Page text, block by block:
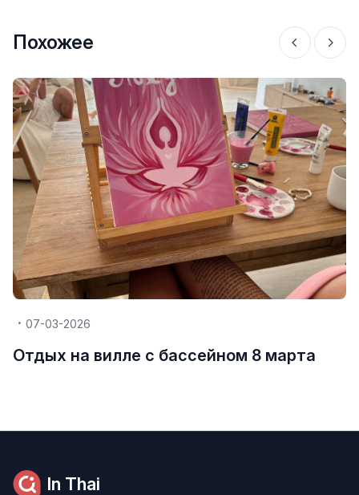
Похожее
07-03-2026
Отдых на вилле с бассейном 8 марта
In Thai